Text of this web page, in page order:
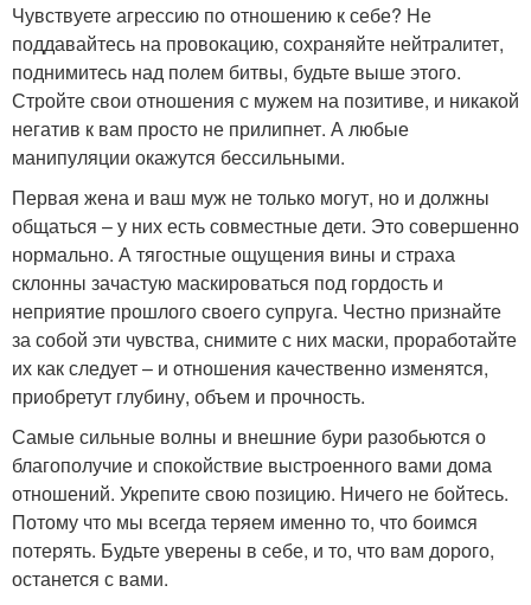
Чувствуете агрессию по отношению к себе? Не
поддавайтесь на провокацию, сохраняйте нейтралитет,
поднимитесь над полем битвы, будьте выше этого.
Стройте свои отношения с мужем на позитиве, и никакой
негатив к вам просто не прилипнет. А любые
манипуляции окажутся бессильными.
Первая жена и ваш муж не только могут, но и должны
общаться – у них есть совместные дети. Это совершенно
нормально. А тягостные ощущения вины и страха
склонны зачастую маскироваться под гордость и
неприятие прошлого своего супруга. Честно признайте
за собой эти чувства, снимите с них маски, проработайте
их как следует – и отношения качественно изменятся,
приобретут глубину, объем и прочность.
Самые сильные волны и внешние бури разобьются о
благополучие и спокойствие выстроенного вами дома
отношений. Укрепите свою позицию. Ничего не бойтесь.
Потому что мы всегда теряем именно то, что боимся
потерять. Будьте уверены в себе, и то, что вам дорого,
останется с вами.